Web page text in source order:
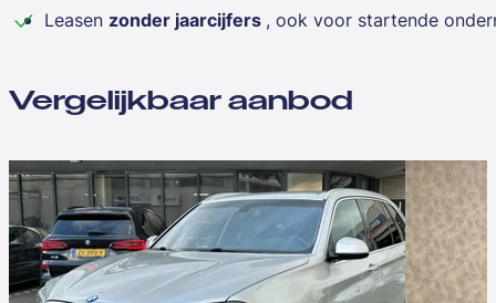
Leasen zonder jaarcijfers , ook voor startende
Vergelijkbaar aanbod